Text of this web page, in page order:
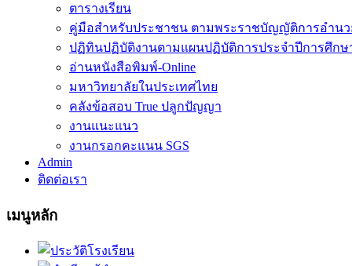
ตารางเรียน
คู่มือสำหรับประชาชน ตามพระราชบัญญัติการอำนว
ปฏิทินปฏิบัติงานตามแผนปฏิบัติการประจำปีการศึกษ
อ่านหนังสือพิมพ์-Online
มหาวิทยาลัยในประเทศไทย
คลังข้อสอบ True ปลูกปัญญา
งานแนะแนว
งานกรอกคะแนน SGS
Admin
ติดต่อเรา
เมนูหลัก